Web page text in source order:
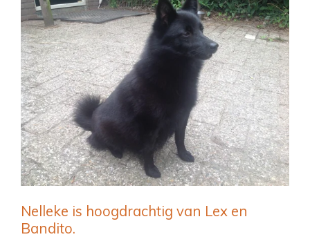
Nelleke is hoogdrachtig van Lex en
Bandito.